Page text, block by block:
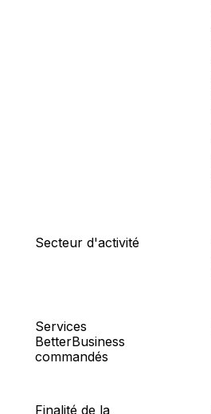
Secteur d'activité
Services
BetterBusiness
commandés
Finalité de la